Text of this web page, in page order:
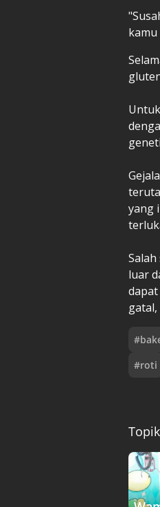
yang
luar
#
#roti